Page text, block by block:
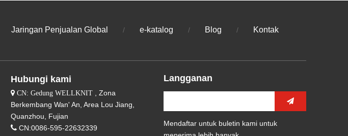
Jaringan Penjualan Global / e-katalog / Blog / Kontak
Hubungi kami
 CN: Gedung WELLKNIT , Zona
Berkembang Wan' An, Area Lou Jiang,
Quanzhou, Fujian
 CN:0086-595-22632339
Langganan
Mendaftar untuk buletin kami untuk